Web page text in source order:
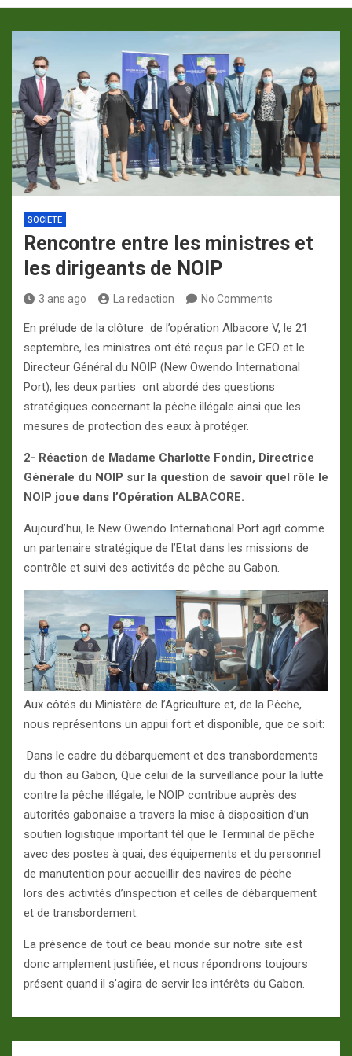
SOCIETE
Rencontre entre les ministres et
les dirigeants de NOIP
3 ans ago La redaction No Comments
En prélude de la clôture de l’opération Albacore V, le 21
septembre, les ministres ont été reçus par le CEO et le
Directeur Général du NOIP (New Owendo International
Port), les deux parties ont abordé des questions
stratégiques concernant la pêche illégale ainsi que les
mesures de protection des eaux à protéger.
2- Réaction de Madame Charlotte Fondin, Directrice
Générale du NOIP sur la question de savoir quel rôle le
NOIP joue dans l’Opération ALBACORE.
Aujourd’hui, le New Owendo International Port agit comme
un partenaire stratégique de l’Etat dans les missions de
contrôle et suivi des activités de pêche au Gabon.
Aux côtés du Ministère de l’Agriculture et, de la Pêche,
nous représentons un appui fort et disponible, que ce soit:
Dans le cadre du débarquement et des transbordements
du thon au Gabon, Que celui de la surveillance pour la lutte
contre la pêche illégale, le NOIP contribue auprès des
autorités gabonaise a travers la mise à disposition d’un
soutien logistique important tél que le Terminal de pêche
avec des postes à quai, des équipements et du personnel
de manutention pour accueillir des navires de pêche
lors des activités d’inspection et celles de débarquement
et de transbordement.
La présence de tout ce beau monde sur notre site est
donc amplement justifiée, et nous répondrons toujours
présent quand il s’agira de servir les intérêts du Gabon.
p